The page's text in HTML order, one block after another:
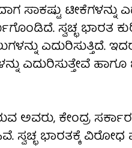
ಟೀಕೆಗಳನ್ನು
ಸ್ವಚ್ಛ ಭಾರತ
ಎದುರಿಸುತ್ತಿದೆ.
ಎದುರಿಸುತ್ತೇವೆ
ಅವರು, ಕೇಂದ್ರ
ಭಾರತಕ್ಕೆ ವಿರೋಧ